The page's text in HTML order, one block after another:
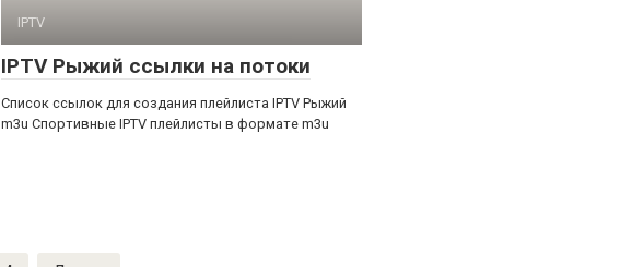
IPTV
IPTV Рыжий ссылки на потоки
Список ссылок для создания плейлиста IPTV Рыжий
m3u Спортивные IPTV плейлисты в формате m3u